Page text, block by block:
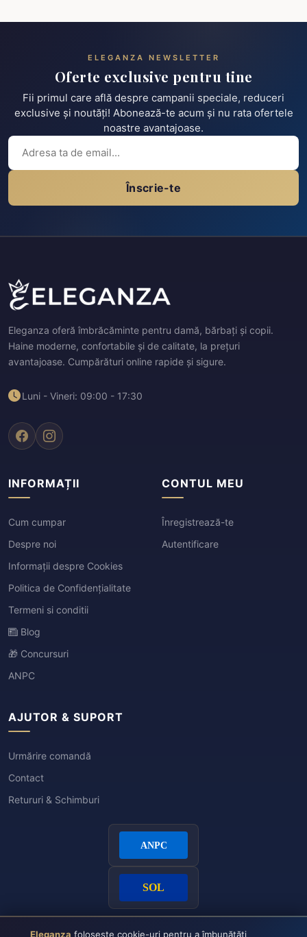
ELEGANZA NEWSLETTER
Oferte exclusive pentru tine
Fii primul care află despre campanii speciale, reduceri
exclusive și noutăți! Abonează-te acum și nu rata ofertele
noastre avantajoase.
Înscrie-te
Eleganza oferă îmbrăcăminte pentru damă, bărbați și copii.
Haine moderne, confortabile și de calitate, la prețuri
avantajoase. Cumpărături online rapide și sigure.
Luni - Vineri: 09:00 - 17:30
INFORMAȚII
Cum cumpar
Despre noi
Informații despre Cookies
Politica de Confidențialitate
Termeni si conditii
Blog
🎁 Concursuri
ANPC
CONTUL MEU
Înregistrează-te
Autentificare
AJUTOR & SUPORT
Urmărire comandă
Contact
Retururi & Schimburi
Eleganza folosește cookie-uri pentru a îmbunătăți